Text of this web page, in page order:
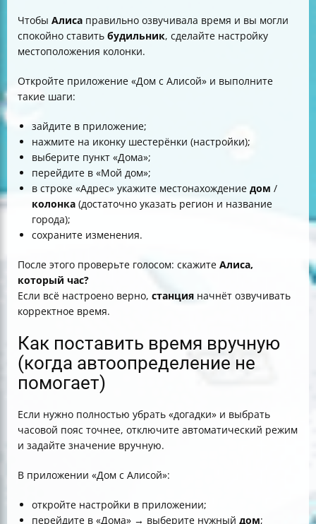
Чтобы Алиса правильно озвучивала время и вы могли
спокойно ставить будильник, сделайте настройку
местоположения колонки.
Откройте приложение «Дом с Алисой» и выполните
такие шаги:
зайдите в приложение;
нажмите на иконку шестерёнки (настройки);
выберите пункт «Дома»;
перейдите в «Мой дом»;
в строке «Адрес» укажите местонахождение дом /
колонка (достаточно указать регион и название
города);
сохраните изменения.
После этого проверьте голосом: скажите Алиса,
который час?
Если всё настроено верно, станция начнёт озвучивать
корректное время.
Как поставить время вручную
(когда автоопределение не
помогает)
Если нужно полностью убрать «догадки» и выбрать
часовой пояс точнее, отключите автоматический режим
и задайте значение вручную.
В приложении «Дом с Алисой»:
откройте настройки в приложении;
перейдите в «Дома» → выберите нужный дом;